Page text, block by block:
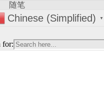
随笔
Chinese (Simplified) ▼
for: